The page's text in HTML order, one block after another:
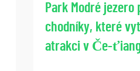
Park Modré
chodníky, které
atrakci v Če-